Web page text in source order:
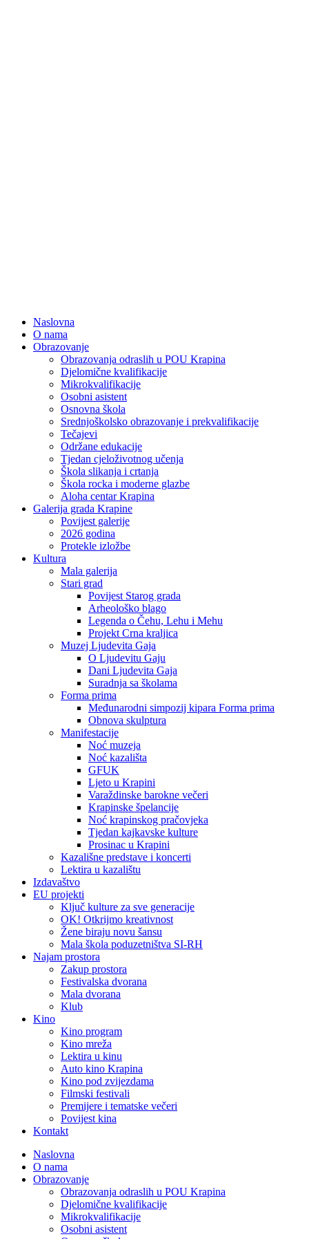
Naslovna
O nama
Obrazovanje
Obrazovanja odraslih u POU Krapina
Djelomične kvalifikacije
Mikrokvalifikacije
Osobni asistent
Osnovna škola
Srednjoškolsko obrazovanje i prekvalifikacije
Tečajevi
Održane edukacije
Tjedan cjeloživotnog učenja
Škola slikanja i crtanja
Škola rocka i moderne glazbe
Aloha centar Krapina
Galerija grada Krapine
Povijest galerije
2026 godina
Protekle izložbe
Kultura
Mala galerija
Stari grad
Povijest Starog grada
Arheološko blago
Legenda o Čehu, Lehu i Mehu
Projekt Crna kraljica
Muzej Ljudevita Gaja
O Ljudevitu Gaju
Dani Ljudevita Gaja
Suradnja sa školama
Forma prima
Međunarodni simpozij kipara Forma prima
Obnova skulptura
Manifestacije
Noć muzeja
Noć kazališta
GFUK
Ljeto u Krapini
Varaždinske barokne večeri
Krapinske špelancije
Noć krapinskog pračovjeka
Tjedan kajkavske kulture
Prosinac u Krapini
Kazališne predstave i koncerti
Lektira u kazalištu
Izdavaštvo
EU projekti
Ključ kulture za sve generacije
OK! Otkrijmo kreativnost
Žene biraju novu šansu
Mala škola poduzetništva SI-RH
Najam prostora
Zakup prostora
Festivalska dvorana
Mala dvorana
Klub
Kino
Kino program
Kino mreža
Lektira u kinu
Auto kino Krapina
Kino pod zvijezdama
Filmski festivali
Premijere i tematske večeri
Povijest kina
Kontakt
Naslovna
O nama
Obrazovanje
Obrazovanja odraslih u POU Krapina
Djelomične kvalifikacije
Mikrokvalifikacije
Osobni asistent